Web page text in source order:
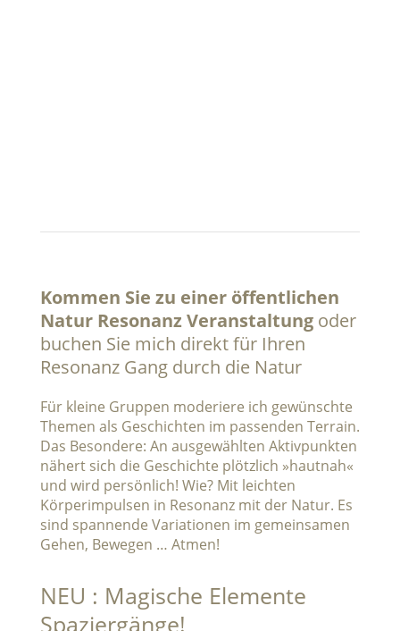
Kommen Sie zu einer öffentlichen
Natur Resonanz Veranstaltungoder
buchen Sie mich direkt für Ihren
Resonanz Gang durch die Natur
Für kleine Gruppen moderiere ich gewünschte
Themen als Geschichten im passenden Terrain.
Das Besondere: An ausgewählten Aktivpunkten
nähert sich die Geschichte plötzlich »hautnah«
und wird persönlich! Wie? Mit leichten
Körperimpulsen in Resonanz mit der Natur. Es
sind spannende Variationen im gemeinsamen
Gehen, Bewegen … Atmen!
NEU : Magische Elemente
Spaziergänge!